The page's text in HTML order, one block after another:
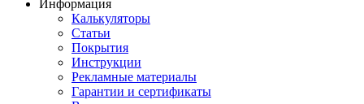
Информация
Калькуляторы
Статьи
Покрытия
Инструкции
Рекламные материалы
Гарантии и сертификаты